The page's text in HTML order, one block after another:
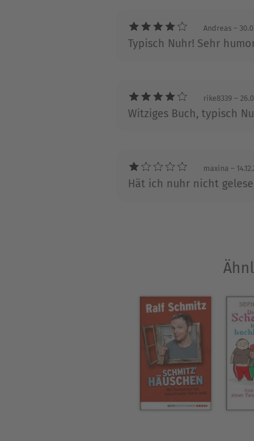
Andreas –
Typisch Nuhr! Sehr
rike8339 –
Witziges Buch, typisch
maxina –
Hät ich nuhr nicht